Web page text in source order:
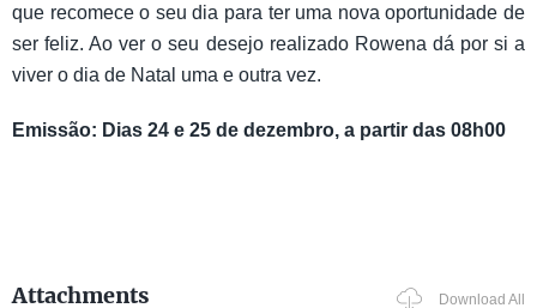
que recomece o seu dia para ter uma nova oportunidade de
ser feliz. Ao ver o seu desejo realizado Rowena dá por si a
viver o dia de Natal uma e outra vez.
Emissão: Dias 24 e 25 de dezembro, a partir das 08h00
Attachments Download All